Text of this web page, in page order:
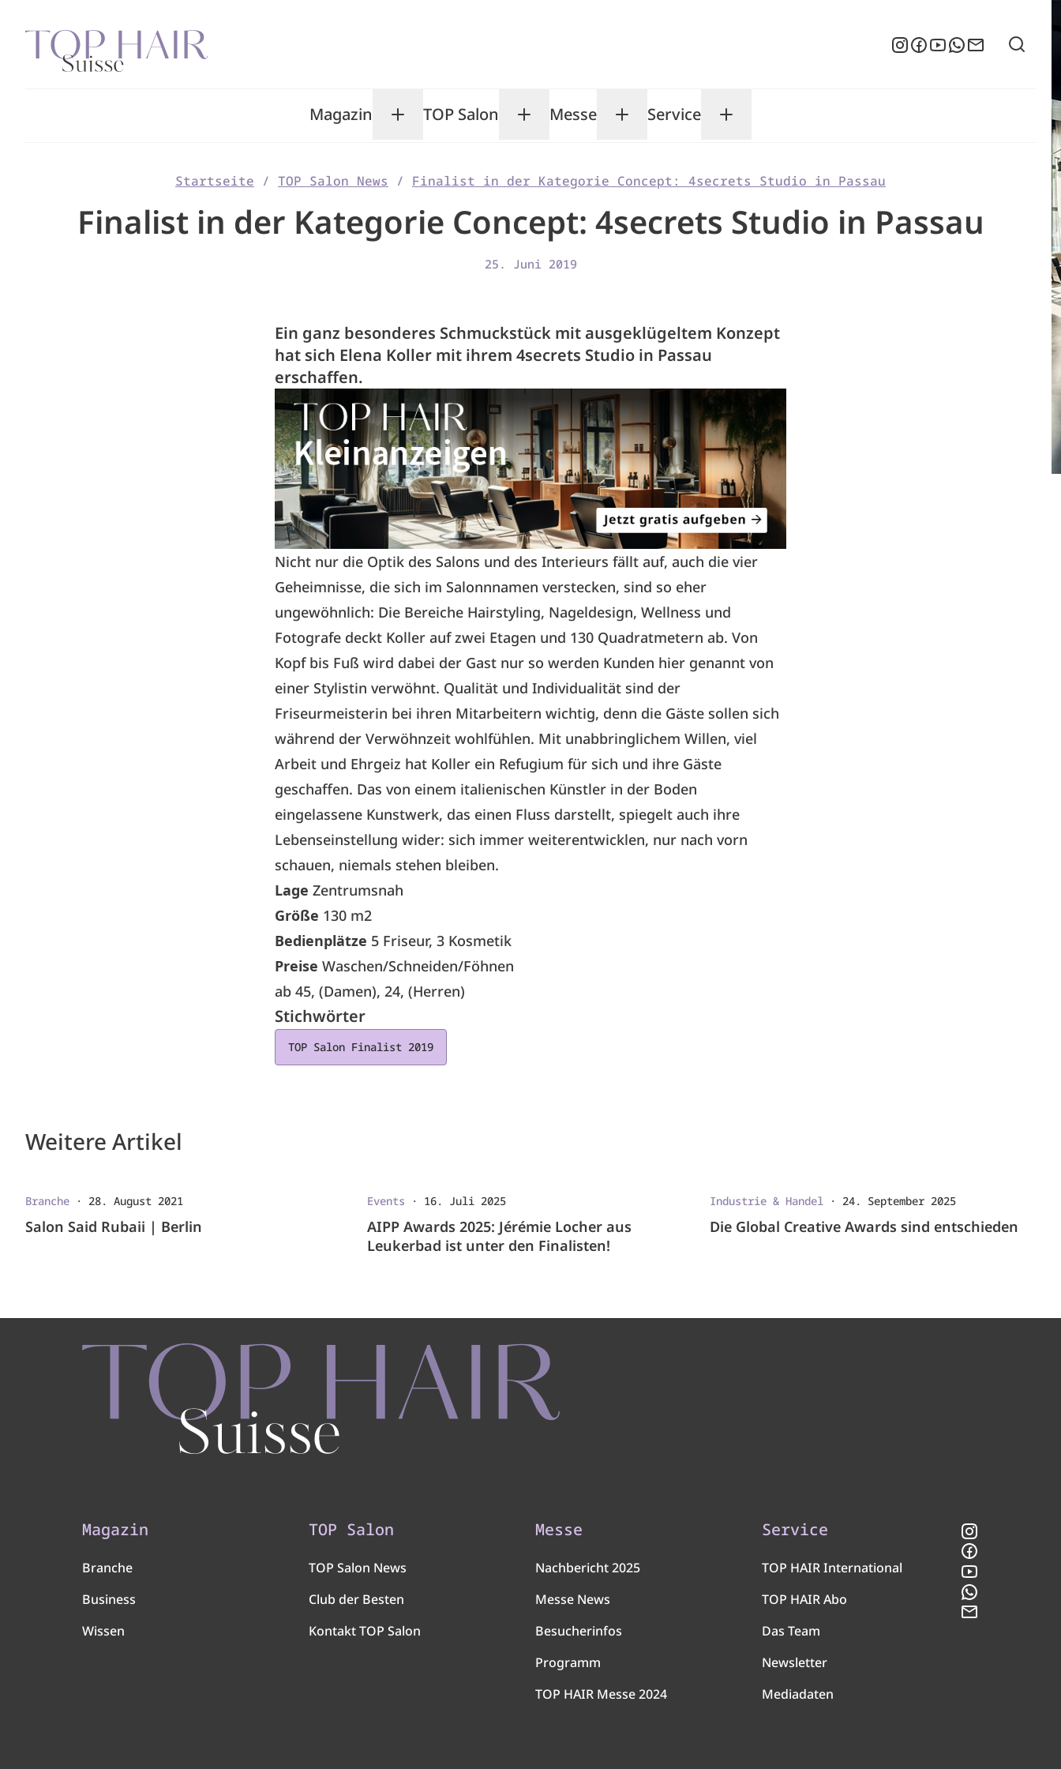
Inhalt
springen
Suche
Magazin Toggle Magazin submenu
TOP Salon Toggle TOP Salon submenu
Messe Toggle Messe submenu
Service Toggle Service submenu
Instagram
Facebook
YouTubeWhatsApp
Newsletter
Startseite / TOP Salon News / Finalist in der Kategorie Concept: 4secrets Studio in Passau
Finalist in der Kategorie Concept: 4secrets Studio in Passau
25. Juni 2019
Ein ganz besonderes Schmuckstück mit ausgeklügeltem Konzept
hat sich Elena Koller mit ihrem 4secrets Studio in Passau
erschaffen.
Nicht nur die Optik des Salons und des Interieurs fällt auf, auch die vier
Geheimnisse, die sich im Salonnnamen verstecken, sind so eher
ungewöhnlich: Die Bereiche Hairstyling, Nageldesign, Wellness und
Fotografe deckt Koller auf zwei Etagen und 130 Quadratmetern ab. Von
Kopf bis Fuß wird dabei der Gast nur so werden Kunden hier genannt von
einer Stylistin verwöhnt. Qualität und Individualität sind der
Friseurmeisterin bei ihren Mitarbeitern wichtig, denn die Gäste sollen sich
während der Verwöhnzeit wohlfühlen. Mit unabbringlichem Willen, viel
Arbeit und Ehrgeiz hat Koller ein Refugium für sich und ihre Gäste
geschaffen. Das von einem italienischen Künstler in der Boden
eingelassene Kunstwerk, das einen Fluss darstellt, spiegelt auch ihre
Lebenseinstellung wider: sich immer weiterentwicklen, nur nach vorn
schauen, niemals stehen bleiben.
Lage Zentrumsnah
Größe 130 m2
Bedienplätze 5 Friseur, 3 Kosmetik
Preise Waschen/Schneiden/Föhnen
ab 45, (Damen), 24, (Herren)
Stichwörter
TOP Salon Finalist 2019
Weitere Artikel
Branche · 28. August 2021
Salon Said Rubaii | Berlin
Events · 16. Juli 2025
AIPP Awards 2025: Jérémie Locher aus
Leukerbad ist unter den Finalisten!
Industrie & Handel · 24. September 2025
Die Global Creative Awards sind entschieden
Magazin
Branche
Business
Wissen
TOP Salon
TOP Salon News
Club der Besten
Kontakt TOP Salon
Messe
Nachbericht 2025
Messe News
Besucherinfos
Programm
TOP HAIR Messe 2024
Service
TOP HAIR International
TOP HAIR Abo
Das Team
Newsletter
Mediadaten